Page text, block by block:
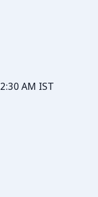
AM IST